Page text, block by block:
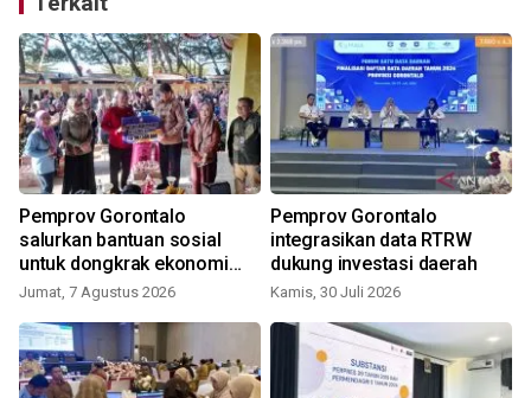
Pemprov Gorontalo
salurkan bantuan sosial
untuk dongkrak ekonomi
warga
Jumat, 7 Agustus 2026
Pemprov Gorontalo
integrasikan data RTRW
dukung investasi daerah
Kamis, 30 Juli 2026